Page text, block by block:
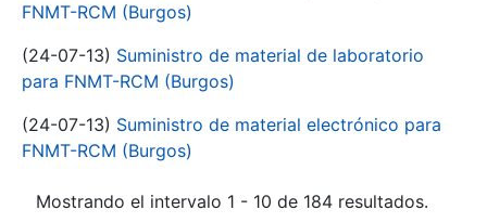
FNMT-RCM (Burgos)
(24-07-13) Suministro de material de laboratorio
para FNMT-RCM (Burgos)
(24-07-13) Suministro de material electrónico para
FNMT-RCM (Burgos)
Mostrando el intervalo 1 - 10 de 184 resultados.